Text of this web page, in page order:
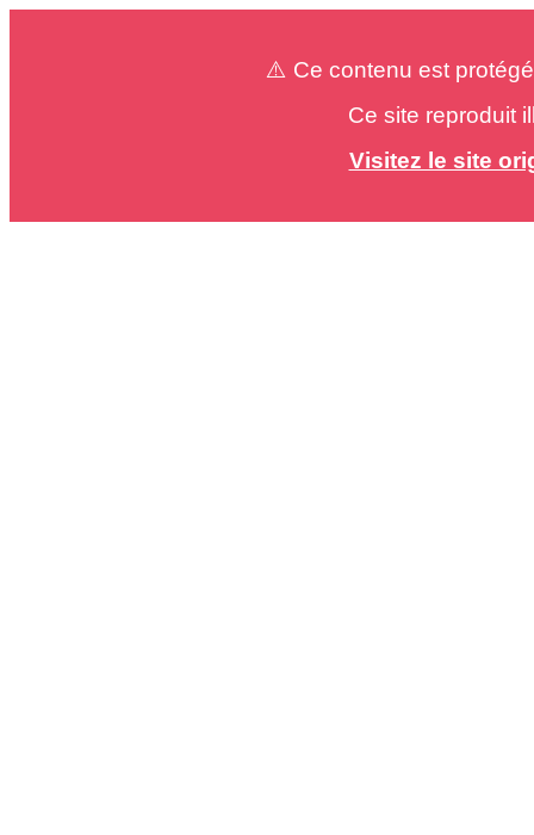
⚠️ Ce contenu est
Ce site reproduit
Visitez le site